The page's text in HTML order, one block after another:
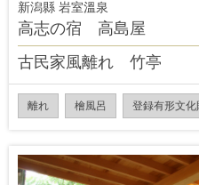
新潟縣 岩室溫泉
高志の宿 高島屋
古民家風離れ 竹亭
離れ 檜風呂 登録有形文化